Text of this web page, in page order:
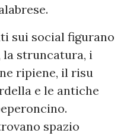
sui social figurano
la struncatura, i
ripiene, il risu
e le antiche
spazio